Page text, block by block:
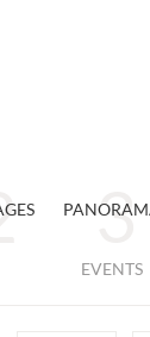
EVENTS